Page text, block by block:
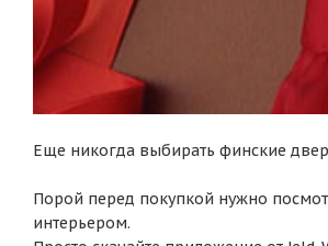
Еще никогда выбирать финские
Порой перед покупкой нужно
интерьером.